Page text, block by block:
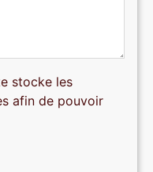
stocke les
afin de pouvoir